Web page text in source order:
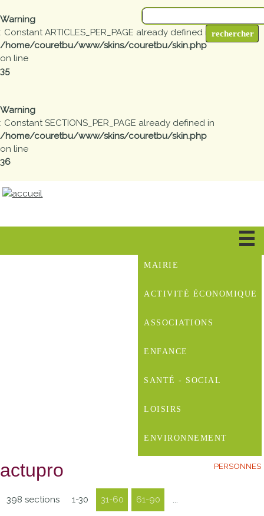
Warning
: Constant ARTICLES_PER_PAGE already defined in
/home/couretbu/www/skins/couretbu/skin.php
on line
35
Warning
: Constant SECTIONS_PER_PAGE already defined in
/home/couretbu/www/skins/couretbu/skin.php
on line
36
MAIRIE
ACTIVITÉ ÉCONOMIQUE
ASSOCIATIONS
ENFANCE
SANTÉ - SOCIAL
LOISIRS
ENVIRONNEMENT
PERSONNES
actupro
398 sections 1-30 31-60 61-90 ...